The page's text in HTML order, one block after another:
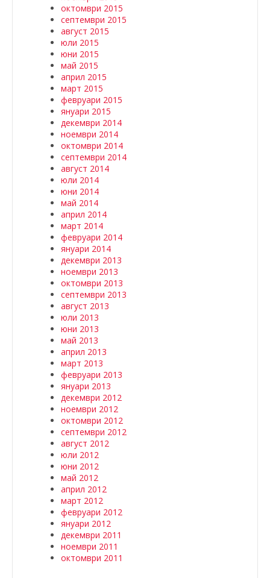
октомври 2015
септември 2015
август 2015
юли 2015
юни 2015
май 2015
април 2015
март 2015
февруари 2015
януари 2015
декември 2014
ноември 2014
октомври 2014
септември 2014
август 2014
юли 2014
юни 2014
май 2014
април 2014
март 2014
февруари 2014
януари 2014
декември 2013
ноември 2013
октомври 2013
септември 2013
август 2013
юли 2013
юни 2013
май 2013
април 2013
март 2013
февруари 2013
януари 2013
декември 2012
ноември 2012
октомври 2012
септември 2012
август 2012
юли 2012
юни 2012
май 2012
април 2012
март 2012
февруари 2012
януари 2012
декември 2011
ноември 2011
октомври 2011